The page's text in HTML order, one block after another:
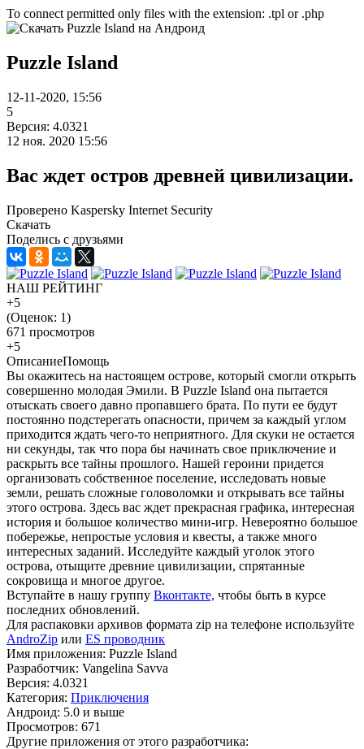
To connect permitted only files with the extension: .tpl or .php
Puzzle Island
12-11-2020, 15:56
5
Версия: 4.0321
12 ноя. 2020 15:56
Вас ждет остров древней цивилизации.
Проверено Kaspersky Internet Security
Скачать
Поделись с друзьями
НАШ РЕЙТИНГ
+5
(Оценок: 1)
671 просмотров
+5
ОписаниеПомощь
Вы окажитесь на настоящем острове, который смогли открыть
совершенно молодая Эмили. В Puzzle Island она пытается
отыскать своего давно пропавшего брата. По пути ее будут
постоянно подстерегать опасности, причем за каждый углом
приходится ждать чего-то неприятного. Для скуки не остается
ни секунды, так что пора бы начинать свое приключение и
раскрыть все тайны прошлого. Нашей героини придется
организовать собственное поселение, исследовать новые
земли, решать сложные головоломки и открывать все тайны
этого острова. Здесь вас ждет прекрасная графика, интересная
история и большое количество мини-игр. Невероятно большое
побережье, непростые условия и квесты, а также много
интересных заданий. Исследуйте каждый уголок этого
острова, отыщите древние цивилизации, спрятанные
сокровища и многое другое.
Вступайте в нашу группу Вконтакте, чтобы быть в курсе
последних обновлений.
Для распаковки архивов формата zip на телефоне используйте
AndroZip или ES проводник
Имя приложения: Puzzle Island
Разработчик: Vangelina Savva
Версия: 4.0321
Категория: Приключения
Андроид: 5.0 и выше
Просмотров: 671
Другие приложения от этого разработчика: